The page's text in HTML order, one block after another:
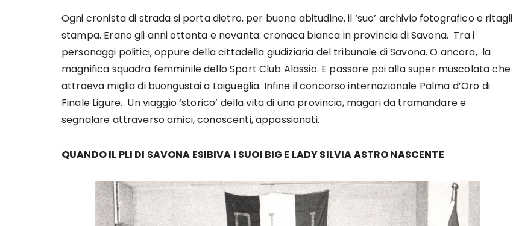
Ogni cronista di strada si porta dietro, per buona abitudine, il ‘suo’ archivio fotografico e ritagli
stampa. Erano gli anni ottanta e novanta: cronaca bianca in provincia di Savona. Tra i
personaggi politici, oppure della cittadella giudiziaria del tribunale di Savona. O ancora, la
magnifica squadra femminile dello Sport Club Alassio. E passare poi alla super muscolata che
attraeva miglia di buongustai a Laigueglia. Infine il concorso internazionale Palma d’Oro di
Finale Ligure. Un viaggio ‘storico’ della vita di una provincia, magari da tramandare e
segnalare attraverso amici, conoscenti, appassionati.
QUANDO IL PLI DI SAVONA ESIBIVA I SUOI BIG E LADY SILVIA ASTRO NASCENTE